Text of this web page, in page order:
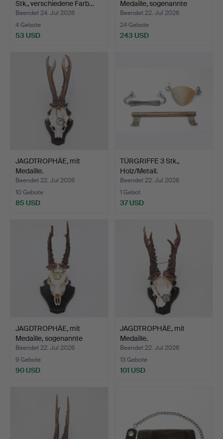
Stk., verschiedene Farb…
Beendet 24. Jul 2026
4 Gebote
53 USD
Medaille, sogenannte
Gold…
Beendet 22. Jul 2026
24 Gebote
243 USD
JAGDTROPHÄE, mit
Medaille.
Beendet 22. Jul 2026
10 Gebote
85 USD
TÜRGRIFFE 3 Stk.,
Holz/Metall.
Beendet 22. Jul 2026
1 Gebot
37 USD
JAGDTROPHÄE, mit
Medaille, sogenannte
Gold…
Beendet 22. Jul 2026
9 Gebote
90 USD
JAGDTROPHÄE, mit
Medaille.
Beendet 22. Jul 2026
13 Gebote
101 USD